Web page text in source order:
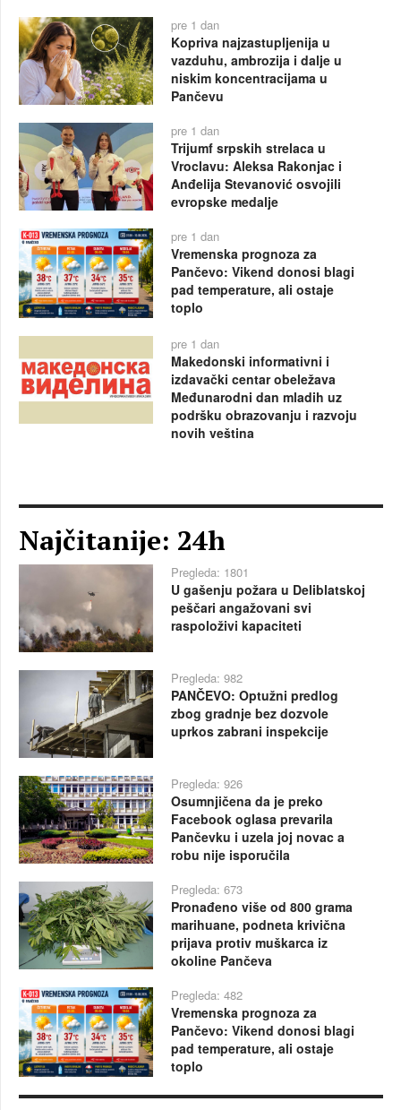
pre 1 dan
Kopriva najzastupljenija u
vazduhu, ambrozija i dalje u
niskim koncentracijama u
Pančevu
pre 1 dan
Trijumf srpskih strelaca u
Vroclavu: Aleksa Rakonjac i
Anđelija Stevanović osvojili
evropske medalje
pre 1 dan
Vremenska prognoza za
Pančevo: Vikend donosi blagi
pad temperature, ali ostaje
toplo
pre 1 dan
Makedonski informativni i
izdavački centar obeležava
Međunarodni dan mladih uz
podršku obrazovanju i razvoju
novih veština
Najčitanije: 24h
Pregleda: 1801
U gašenju požara u Deliblatskoj
peščari angažovani svi
raspoloživi kapaciteti
Pregleda: 982
PANČEVO: Optužni predlog
zbog gradnje bez dozvole
uprkos zabrani inspekcije
Pregleda: 926
Osumnjičena da je preko
Facebook oglasa prevarila
Pančevku i uzela joj novac a
robu nije isporučila
Pregleda: 673
Pronađeno više od 800 grama
marihuane, podneta krivična
prijava protiv muškarca iz
okoline Pančeva
Pregleda: 482
Vremenska prognoza za
Pančevo: Vikend donosi blagi
pad temperature, ali ostaje
toplo